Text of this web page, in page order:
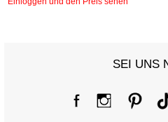
SEI UNS